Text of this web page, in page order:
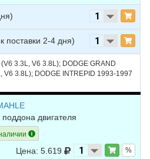
поставки 2-4 дня)
3.3L, V6 3.8L); DODGE GRAND
V6 3.8L); DODGE INTREPID 1993-1997
поддона двигателя
Цена: 5.619 %